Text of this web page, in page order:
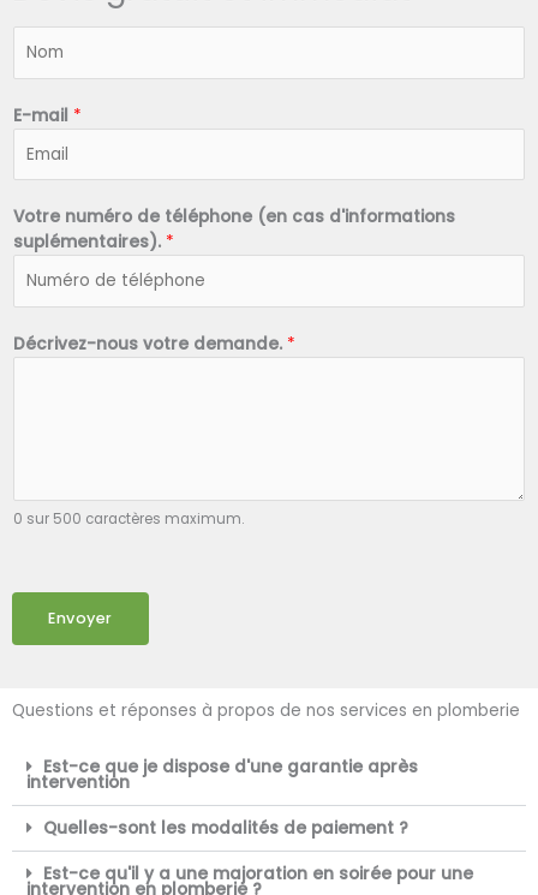
*
E-mail *
Votre numéro de téléphone (en cas d'informations
suplémentaires). *
Décrivez-nous votre demande. *
0 sur 500 caractères maximum.
Envoyer
Questions et réponses à propos de nos services en plomberie
Est-ce que je dispose d'une garantie après
intervention
Quelles-sont les modalités de paiement ?
Est-ce qu'il y a une majoration en soirée pour une
intervention en plomberie ?